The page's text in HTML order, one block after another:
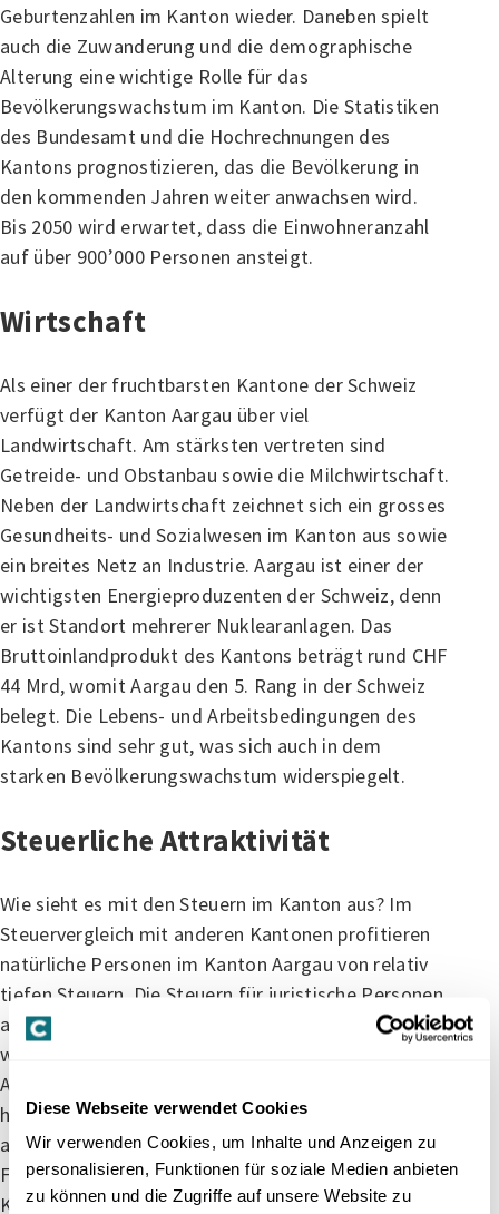
Diese Webseite verwendet Cookies
Wir verwenden Cookies, um Inhalte und Anzeigen zu
personalisieren, Funktionen für soziale Medien anbieten
zu können und die Zugriffe auf unsere Website zu
Geburtenzahlen im Kanton wieder. Daneben spielt
auch die Zuwanderung und die demographische
Alterung eine wichtige Rolle für das
Bevölkerungswachstum im Kanton. Die Statistiken
des Bundesamt und die Hochrechnungen des
Kantons prognostizieren, das die Bevölkerung in
den kommenden Jahren weiter anwachsen wird.
Bis 2050 wird erwartet, dass die Einwohneranzahl
auf über 900’000 Personen ansteigt.
Wirtschaft
Als einer der fruchtbarsten Kantone der Schweiz
verfügt der Kanton Aargau über viel
Landwirtschaft. Am stärksten vertreten sind
Getreide- und Obstanbau sowie die Milchwirtschaft.
Neben der Landwirtschaft zeichnet sich ein grosses
Gesundheits- und Sozialwesen im Kanton aus sowie
ein breites Netz an Industrie. Aargau ist einer der
wichtigsten Energieproduzenten der Schweiz, denn
er ist Standort mehrerer Nuklearanlagen. Das
Bruttoinlandprodukt des Kantons beträgt rund CHF
44 Mrd, womit Aargau den 5. Rang in der Schweiz
belegt. Die Lebens- und Arbeitsbedingungen des
Kantons sind sehr gut, was sich auch in dem
starken Bevölkerungswachstum widerspiegelt.
Steuerliche Attraktivität
Wie sieht es mit den Steuern im Kanton aus? Im
Steuervergleich mit anderen Kantonen profitieren
natürliche Personen im Kanton Aargau von relativ
tiefen Steuern. Die Steuern für juristische Personen
also für Unternehmen sind verhältnismässig hoch,
weshalb der Kanton in diesem Bereich an
Attraktivität im Vergleich zu den Vorjahren verloren
hat. Schauen wir uns die Steuerausschöpfungsindex
an, der jährlich vom Eidgenössischen
Finanzdepartement veröffentlicht wird, belegt der
Kanton Aargau im Jahr 2022 den 9. Platz und liegt